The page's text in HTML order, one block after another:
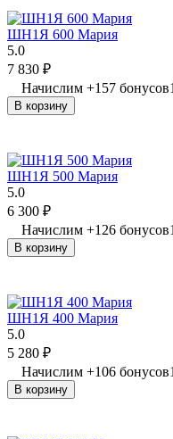
ШН1Я 600 Мария
5.0
7 830 ₽
Начислим +157 бонусов
В корзину
ШН1Я 500 Мария
5.0
6 300 ₽
Начислим +126 бонусов
В корзину
ШН1Я 400 Мария
5.0
5 280 ₽
Начислим +106 бонусов
В корзину